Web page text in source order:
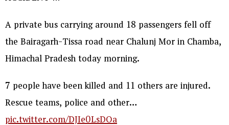
A private bus carrying around 18 passengers fell off
the Bairagarh-Tissa road near Chalunj Mor in Chamba,
Himachal Pradesh today morning.
7 people have been killed and 11 others are injured.
Rescue teams, police and other…
pic.twitter.com/DJIe0LsDOa